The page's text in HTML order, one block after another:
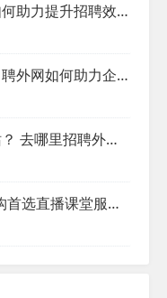
招聘外教，聘外网如何助力提升招聘效率？
招外教去什么网站？聘外网如何助力企业外教招聘
招聘外教有哪些网站？ 去哪里招聘外教？
ClassIn在线教培机构首选直播课堂服务商